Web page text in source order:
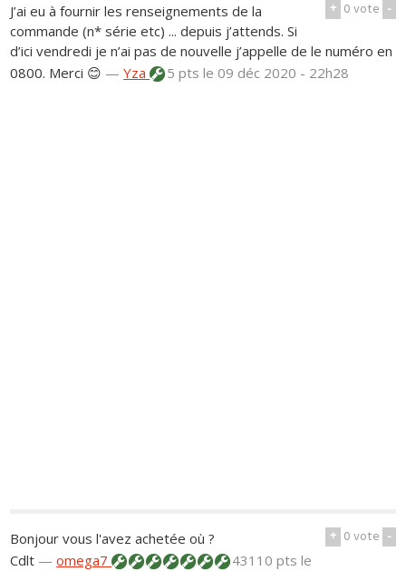
+ 0vote -
J’ai eu à fournir les renseignements de la
commande (n* série etc) ... depuis j’attends. Si
d’ici vendredi je n’ai pas de nouvelle j’appelle de le numéro en
0800. Merci 😊 —Yza 5 ptsle 09 déc 2020 - 22h28
+ 0vote -
Bonjour vous l'avez achetée où ?
Cdlt —omega7 43110 ptsle